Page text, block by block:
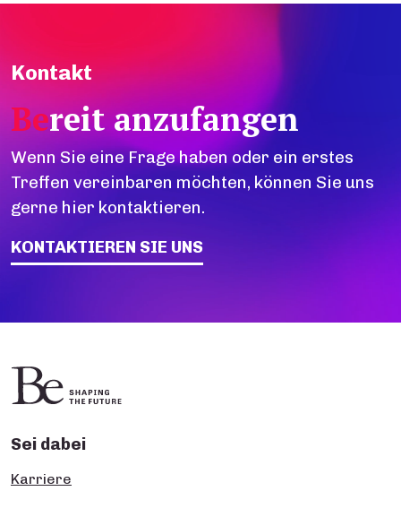
Kontakt
Bereit anzufangen
Wenn Sie eine Frage haben oder ein erstes
Treffen vereinbaren möchten, können Sie uns
gerne hier kontaktieren.
KONTAKTIEREN SIE UNS
Sei dabei
Karriere